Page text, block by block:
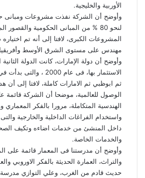
الأوربية والخليجية.
وأوضح أن الشركة نفذت مشروعات ومبانى
لنحو 80 % من المبانى الحكومية والقصور
مهندس على مستوى الشرق الأوسط
وأوضح أن دولة الإمارات، كانت الدولة
الاستثمار بها، فى عام
ثم ابوظبي ثم الامارات كاملة، لافتا إلى أن
الوصول للعالمية، موضحا أن الشركة
الهندسية المتكاملة، مرورا بالفكر المعماري
واستخدام الفراغات الداخلية والخارجية
داخل المنشئ من خدمات اضاءه وتكيف
والخدمات الخاصة.
وأوضح أن مدرستنا فى المعمار قائمة على
والتراث، العمارة الحديثة بالفكر الاوروبي
حديث قادم من الغرب، وعلي التوازي